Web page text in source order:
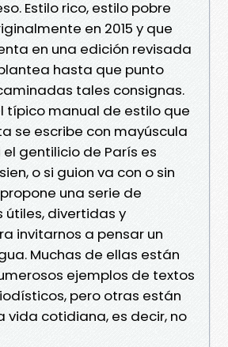
Estilo rico, estilo pobre
en 2015 y que
en una edición revisada
hasta que punto
tales consignas.
típico manual de estilo que
se escribe con mayúscula
el gentilicio de París es
o si guion va con o sin
una serie de
útiles, divertidas y
invitarnos a pensar un
Muchas de ellas están
ejemplos de textos
pero otras están
vida cotidiana, es decir, no